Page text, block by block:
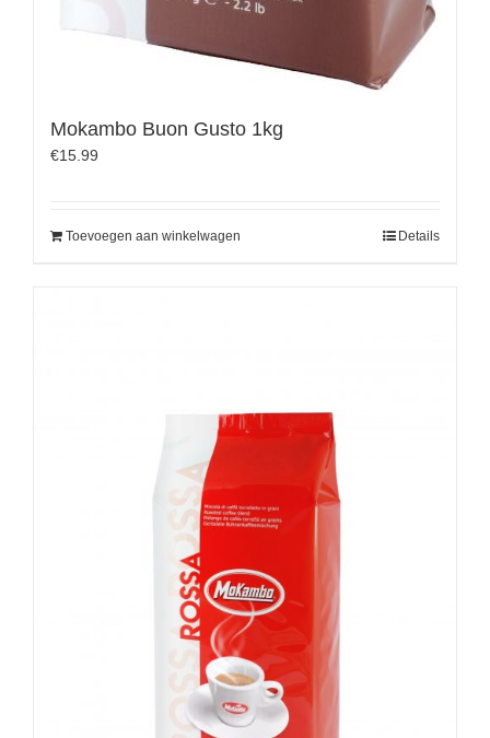
Mokambo Buon Gusto 1kg
€15.99
Toevoegen aan winkelwagen Details